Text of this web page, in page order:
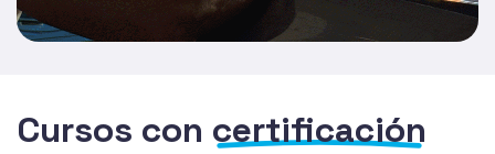
Cursos con certificación